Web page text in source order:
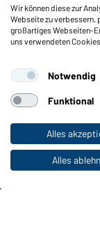
Zum
Funktionen &
Pflegehinweise
Farben
Die ideale
entdecken!
Wir können diese zur
Webseite zu verbessern,
großartiges Webseiten-
uns verwendeten
Notwendig
Funktional
Alles
Alles